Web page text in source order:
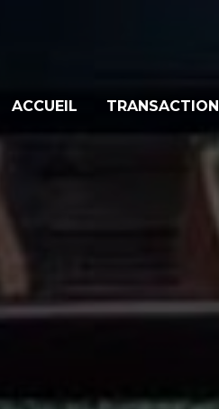
ACCUEIL TRANSACTION